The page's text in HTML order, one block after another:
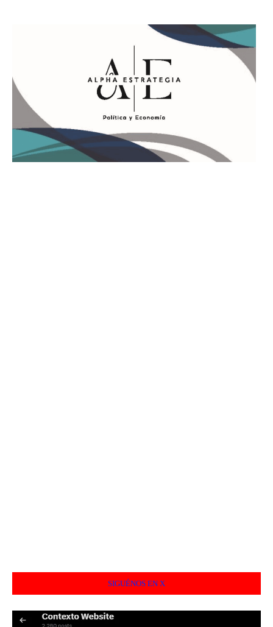
SIGUÉNOS EN X